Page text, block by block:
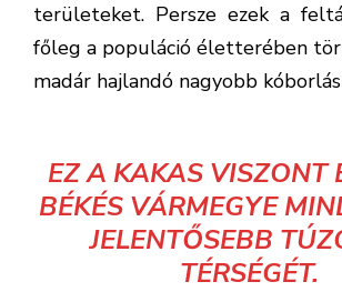
területeket. Persze ezek a
főleg a populáció életterében
madár hajlandó nagyobb
EZ A KAKAS VISZONT
BÉKÉS VÁRMEGYE
JELENTŐSEBB
TÉRSÉGÉT.